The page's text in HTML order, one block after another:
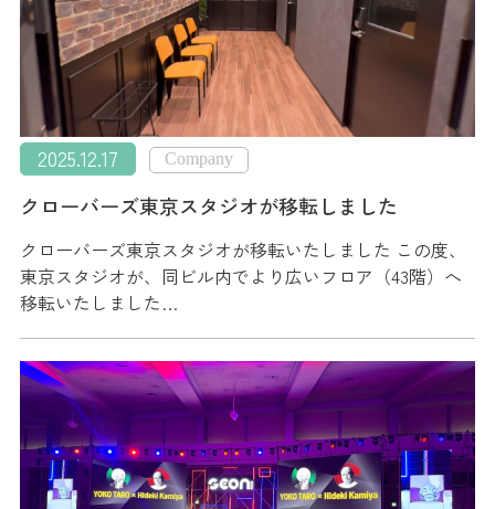
2025.12.17 Company
クローバーズ東京スタジオが移転しました
クローバーズ東京スタジオが移転いたしました この度、
東京スタジオが、同ビル内でより広いフロア（43階）へ
移転いたしました…